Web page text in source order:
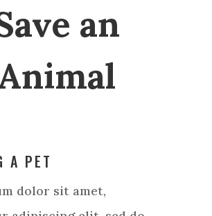
an
A PET
dolor sit amet,